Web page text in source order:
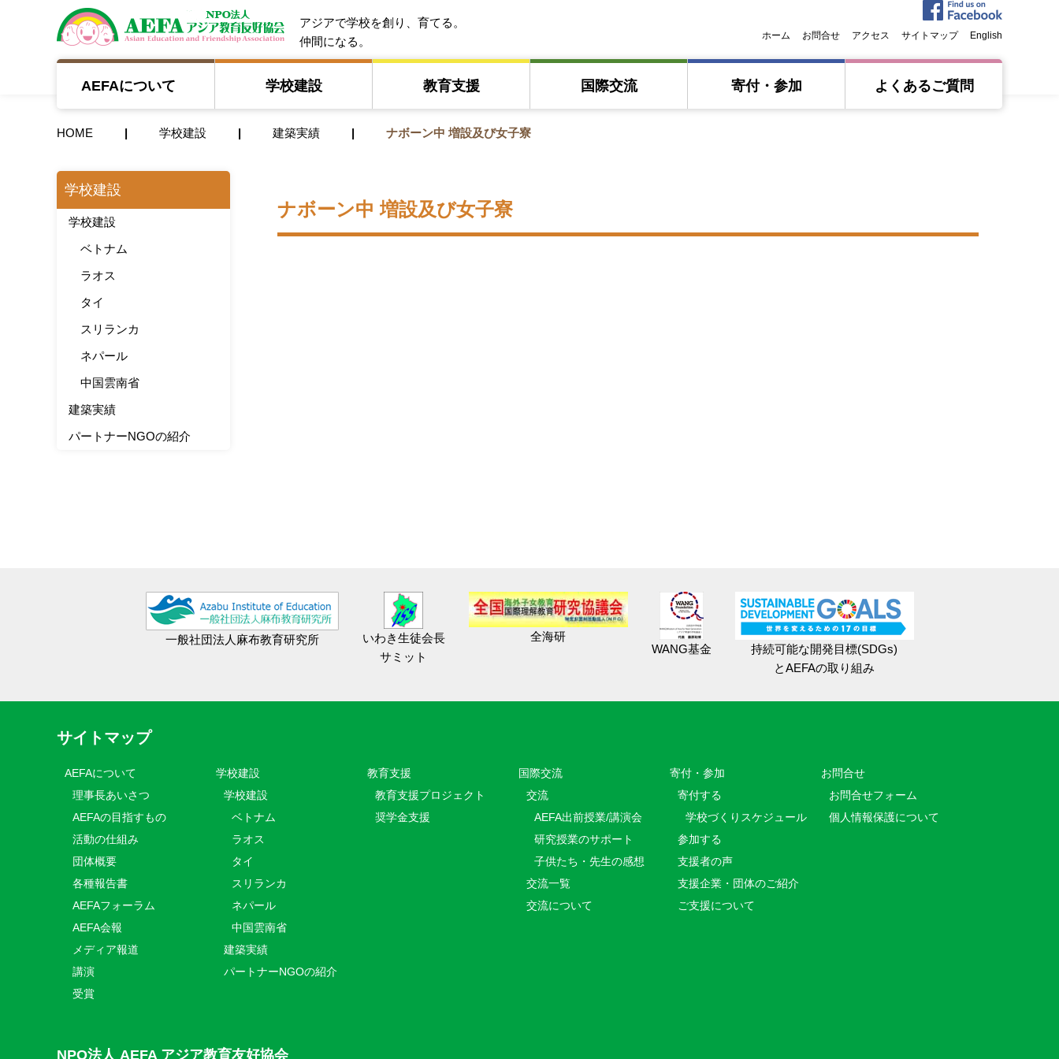
NPO法人 AEFA アジア教育友好協会
アジアで学校を創り、育てる。
仲間になる。
ホーム お問合せ アクセス サイトマップ English
AEFAについて 学校建設 教育⽀援 国際交流 寄付・参加 よくあるご質問
HOME 学校建設 建築実績 ナボーン中 増設及び女子寮
ナボーン中 増設及び女子寮
学校建設
学校建設
ベトナム
ラオス
タイ
スリランカ
ネパール
中国雲南省
建築実績
パートナーNGOの紹介
一般社団法人麻布教育研究所
いわき生徒会長
サミット
全海研
WANG基金
持続可能な開発目標(SDGs)
とAEFAの取り組み
サイトマップ
AEFAについて
理事長あいさつ
AEFAの目指すもの
活動の仕組み
団体概要
各種報告書
AEFAフォーラム
AEFA会報
メディア報道
講演
受賞
学校建設
学校建設
ベトナム
ラオス
タイ
スリランカ
ネパール
中国雲南省
建築実績
パートナーNGOの紹介
教育⽀援
教育⽀援プロジェクト
奨学金支援
国際交流
交流
AEFA出前授業/講演会
研究授業のサポート
子供たち・先生の感想
交流一覧
交流について
寄付・参加
寄付する
学校づくりスケジュール
参加する
支援者の声
支援企業・団体のご紹介
ご支援について
お問合せ
お問合せフォーム
個人情報保護について
NPO法人 AEFA アジア教育友好協会